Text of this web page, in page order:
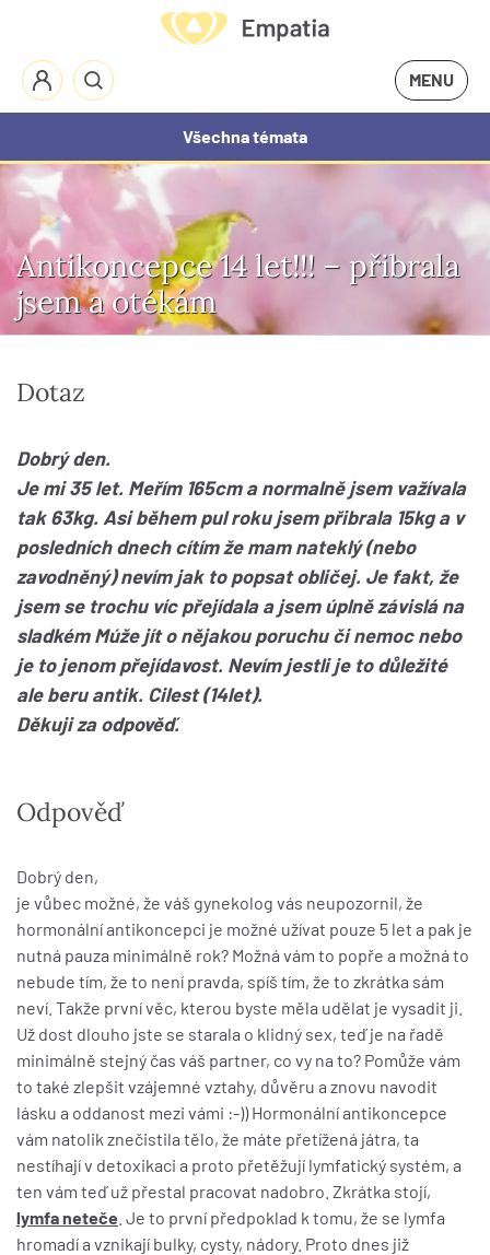
MENU
Všechna témata
Antikoncepce 14 let!!! – přibrala
jsem a otékám
Dotaz
Dobrý den.
Je mi 35 let. Meřím 165cm a normalně jsem važívala
tak 63kg. Asi během pul roku jsem přibrala 15kg a v
posledních dnech cítím že mam nateklý (nebo
zavodněný) nevím jak to popsat obličej. Je fakt, že
jsem se trochu víc přejídala a jsem úplně závislá na
sladkém Múže jít o nějakou poruchu či nemoc nebo
je to jenom přejídavost. Nevím jestli je to důležité
ale beru antik. Cilest (14let).
Děkuji za odpověď.
Odpověď
Dobrý den,
je vůbec možné, že váš gynekolog vás neupozornil, že
hormonální antikoncepci je možné užívat pouze 5 let a pak je
nutná pauza minimálně rok? Možná vám to popře a možná to
nebude tím, že to není pravda, spíš tím, že to zkrátka sám
neví. Takže první věc, kterou byste měla udělat je vysadit ji.
Už dost dlouho jste se starala o klidný sex, teď je na řadě
minimálně stejný čas váš partner, co vy na to? Pomůže vám
to také zlepšit vzájemné vztahy, důvěru a znovu navodit
lásku a oddanost mezi vámi :-)) Hormonální antikoncepce
vám natolik znečistila tělo, že máte přetížená játra, ta
nestíhají v detoxikaci a proto přetěžují lymfatický systém, a
ten vám teď už přestal pracovat nadobro. Zkrátka stojí,
lymfa neteče . Je to první předpoklad k tomu, že se lymfa
hromadí a vznikají bulky, cysty, nádory. Proto dnes již